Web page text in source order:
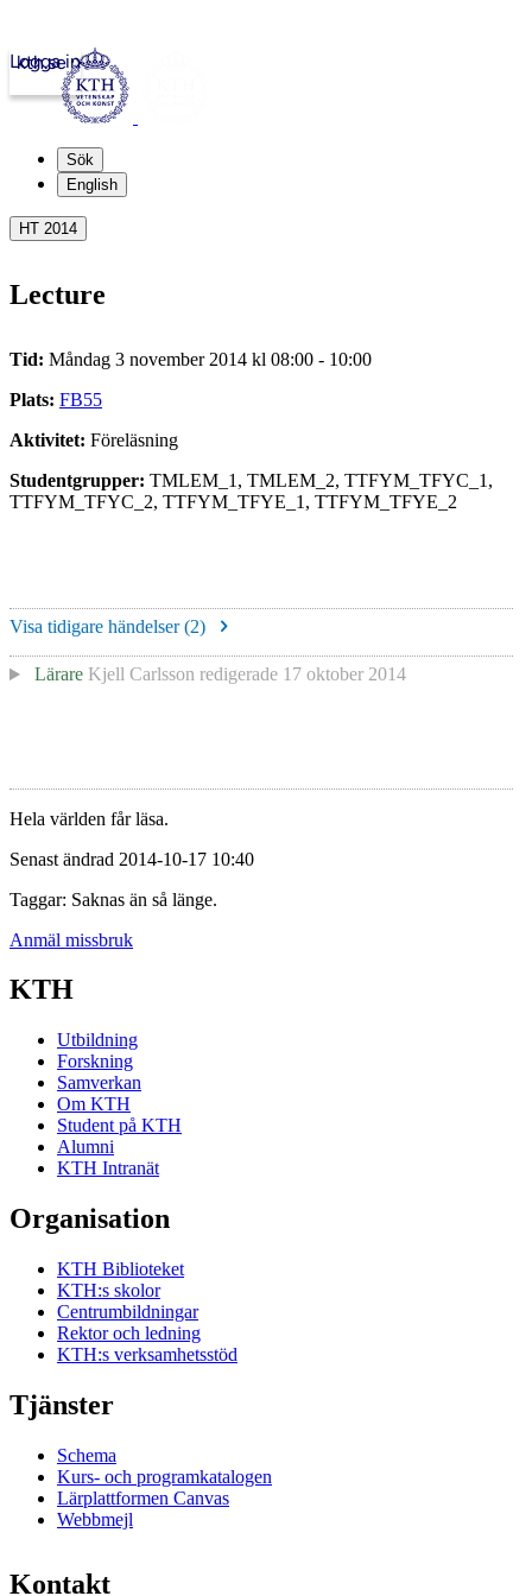
kth.se
Logga in
Sök
English
HT 2014
Lecture
Tid: Måndag 3 november 2014 kl 08:00 - 10:00
Plats: FB55
Aktivitet: Föreläsning
Studentgrupper: TMLEM_1, TMLEM_2, TTFYM_TFYC_1,
TTFYM_TFYC_2, TTFYM_TFYE_1, TTFYM_TFYE_2
Visa tidigare händelser (2)
Lärare Kjell Carlsson redigerade 17 oktober 2014
Hela världen får läsa.
Senast ändrad 2014-10-17 10:40
Taggar: Saknas än så länge.
Anmäl missbruk
KTH
Utbildning
Forskning
Samverkan
Om KTH
Student på KTH
Alumni
KTH Intranät
Organisation
KTH Biblioteket
KTH:s skolor
Centrumbildningar
Rektor och ledning
KTH:s verksamhetsstöd
Tjänster
Schema
Kurs- och programkatalogen
Lärplattformen Canvas
Webbmejl
Kontakt